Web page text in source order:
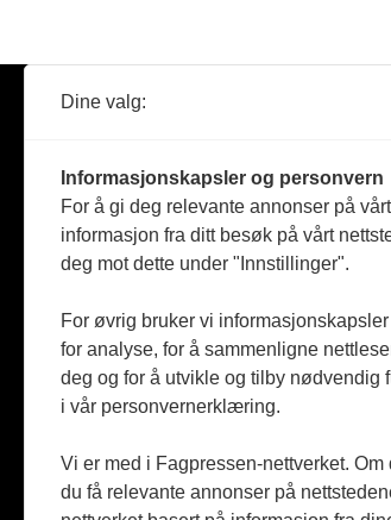
Dine valg:
Informasjonskapsler og personvern
For å gi deg relevante annonser på
informasjon fra ditt besøk på vårt
deg mot dette under "Innstillinger".
For øvrig bruker vi
for analyse, for å sammenligne
deg og for å utvikle og tilby nødvendig
i vår personvernerklæring.
Vi er med i Fagpressen-nettverket. Om
du få relevante annonser på